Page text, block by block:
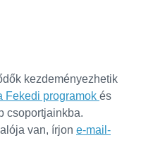
kezdeményezhetik
Fekedi programok és
csoportjainkba.
van, írjon e-mail-